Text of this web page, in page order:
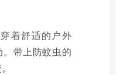
着舒适的户外
带上防蚊虫的